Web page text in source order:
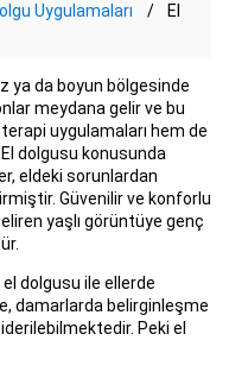
Uygulamaları
El
ya da boyun bölgesinde
meydana gelir ve bu
uygulamaları hem de
dolgusu konusunda
eldeki sorunlardan
Güvenilir ve konforlu
yaşlı görüntüye genç
dolgusu ile ellerde
damarlarda belirginleşme
Peki el